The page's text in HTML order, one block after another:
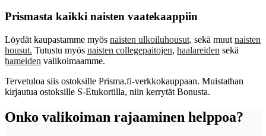
Prismasta kaikki naisten vaatekaappiin
Löydät kaupastamme myös naisten ulkoiluhousut, sekä muut naisten
housut. Tutustu myös naisten collegepaitojen, haalareiden sekä
hameiden valikoimaamme.
Tervetuloa siis ostoksille Prisma.fi-verkkokauppaan. Muistathan
kirjautua ostoksille S-Etukortilla, niin kerrytät Bonusta.
Onko valikoiman rajaaminen helppoa?